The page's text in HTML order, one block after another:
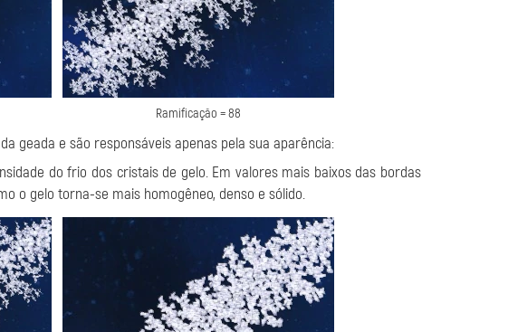
Ramificação = 88
geada e são responsáveis apenas pela sua aparência:
do frio dos cristais de gelo. Em valores mais baixos das bordas
o gelo torna-se mais homogêneo, denso e sólido.